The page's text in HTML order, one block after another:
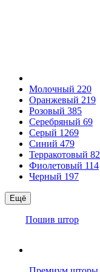
Молочный 220
Оранжевый 219
Розовый 385
Серебряный 69
Серый 1269
Синий 479
Терракотовый 82
Фиолетовый 114
Черный 197
Ещё
Пошив штор